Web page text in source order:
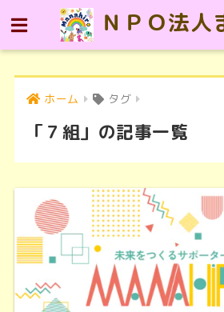
ＮＰＯ法人
ホーム タグ
「７組」の記事一覧